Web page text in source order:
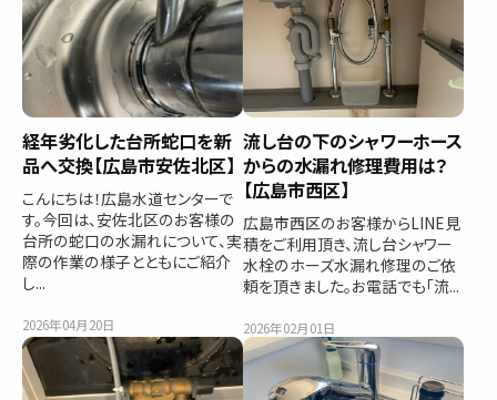
経年劣化した台所蛇口を新
品へ交換【広島市安佐北区】
こんにちは！広島水道センターで
す。今回は、安佐北区のお客様の
台所の蛇口の水漏れについて、実
際の作業の様子とともにご紹介
し...
2026年04月20日
流し台の下のシャワーホース
からの水漏れ修理費用は？
【広島市西区】
広島市西区のお客様からLINE見
積をご利用頂き、流し台シャワー
水栓のホーズ水漏れ修理のご依
頼を頂きました。お電話でも「流...
2026年02月01日